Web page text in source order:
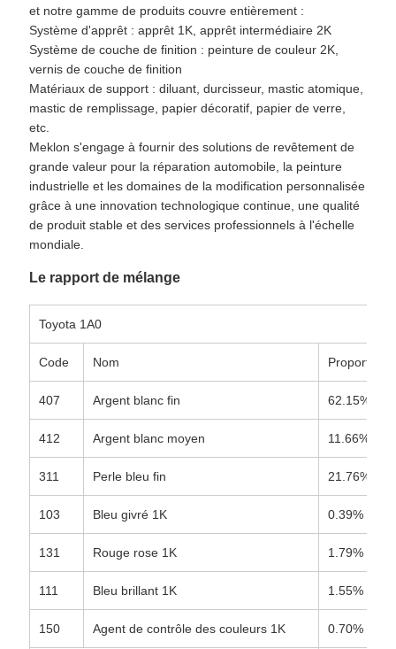
et notre gamme de produits couvre entièrement :
Système d'apprêt : apprêt 1K, apprêt intermédiaire 2K
Système de couche de finition : peinture de couleur 2K,
vernis de couche de finition
Matériaux de support : diluant, durcisseur, mastic atomique,
mastic de remplissage, papier décoratif, papier de verre,
etc.
Meklon s'engage à fournir des solutions de revêtement de
grande valeur pour la réparation automobile, la peinture
industrielle et les domaines de la modification personnalisée
grâce à une innovation technologique continue, une qualité
de produit stable et des services professionnels à l'échelle
mondiale.
Le rapport de mélange
Toyota 1A0
Code Nom Proportion
407 Argent blanc fin 62.15%
412 Argent blanc moyen 11.66%
311 Perle bleu fin 21.76%
103 Bleu givré 1K 0.39%
131 Rouge rose 1K 1.79%
111 Bleu brillant 1K 1.55%
150 Agent de contrôle des couleurs 1K 0.70%